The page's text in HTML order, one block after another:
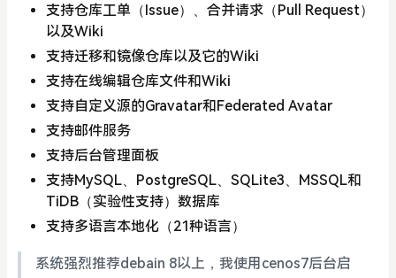
支持仓库工单（Issue）、合并请求（Pull Request）
以及Wiki
支持迁移和镜像仓库以及它的Wiki
支持在线编辑仓库文件和Wiki
支持自定义源的Gravatar和Federated Avatar
支持邮件服务
支持后台管理面板
支持MySQL、PostgreSQL、SQLite3、MSSQL和
TiDB（实验性支持）数据库
支持多语言本地化（21种语言）
系统强烈推荐debain 8以上，我使用cenos7后台启